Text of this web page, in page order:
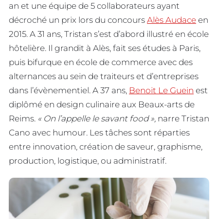
an et une équipe de 5 collaborateurs ayant
décroché un prix lors du concours Alès Audace en
2015. A 31 ans, Tristan s’est d’abord illustré en école
hôtelière. Il grandit à Alès, fait ses études à Paris,
puis bifurque en école de commerce avec des
alternances au sein de traiteurs et d’entreprises
dans l’évènementiel. A 37 ans, Benoit Le Guein est
diplômé en design culinaire aux Beaux-arts de
Reims. « On l’appelle le savant food », narre Tristan
Cano avec humour. Les tâches sont réparties
entre innovation, création de saveur, graphisme,
production, logistique, ou administratif.